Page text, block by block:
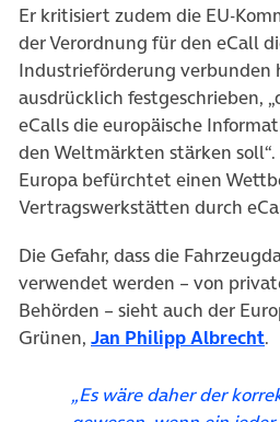
Er kritisiert zudem die EU-
der Verordnung für den eCall
Industrieförderung verbunden
ausdrücklich festgeschrieben,
eCalls die europäische
den Weltmärkten stärken
Europa befürchtet einen
Vertragswerkstätten durch
Die Gefahr, dass die
verwendet werden – von
Behörden – sieht auch der
Grünen, Jan Philipp Albrecht.
„Es wäre daher der